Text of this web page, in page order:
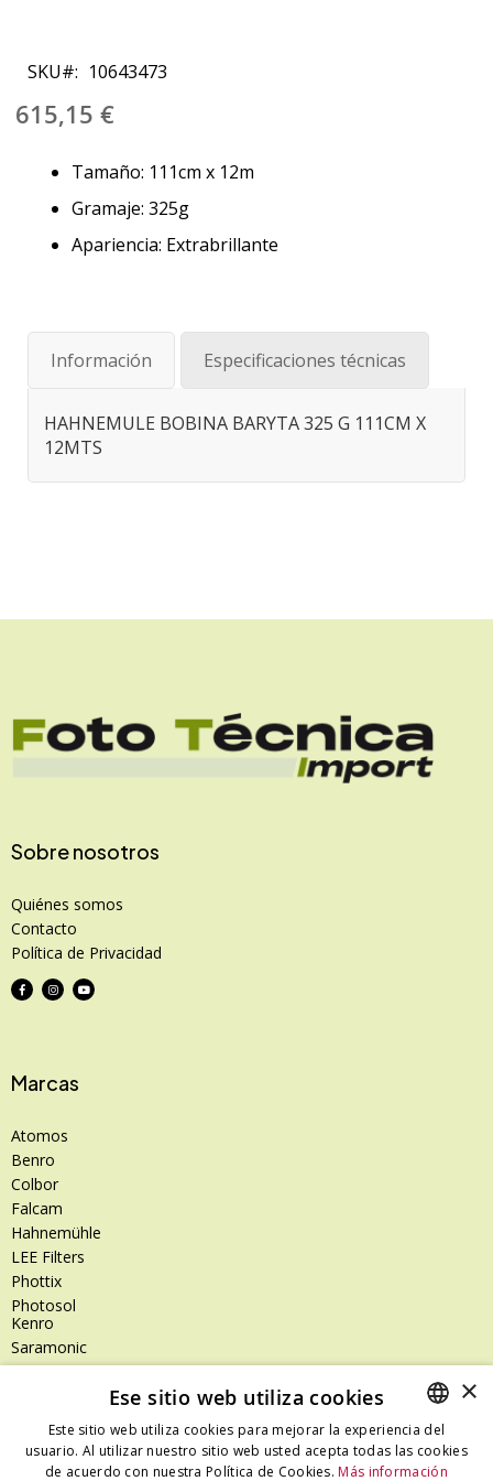
comienzo
de
la
imágenes
SKU 10643473
615,15 €
Tamaño: 111cm x 12m
Gramaje: 325g
Apariencia: Extrabrillante
Información Especificaciones técnicas
HAHNEMULE BOBINA BARYTA 325 G 111CM X
12MTS
Sobre nosotros
Quiénes somos
Contacto
Política de Privacidad
Marcas
Atomos
Benro
Colbor
Falcam
Hahnemühle
LEE Filters
Phottix
Photosol
Kenro
Saramonic
Shimoda
SanDisk Professional
Tenba
Zeiss
SPANISH
×
Ese sitio web utiliza cookies
Este sitio web utiliza cookies para mejorar la experiencia del
usuario. Al utilizar nuestro sitio web usted acepta todas las cookies
de acuerdo con nuestra Política de Cookies. Más información